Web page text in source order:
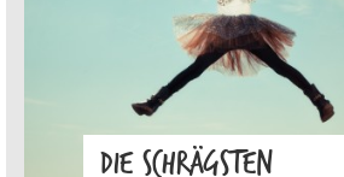
DIE SCHRÄGSTEN